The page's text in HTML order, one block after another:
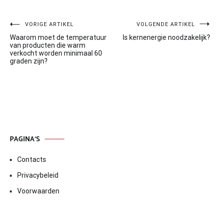
Bericht
navigatie
VORIGE ARTIKEL
Waarom moet de temperatuur
van producten die warm
verkocht worden minimaal 60
graden zijn?
VOLGENDE ARTIKEL
Is kernenergie noodzakelijk?
PAGINA’S
Contacts
Privacybeleid
Voorwaarden